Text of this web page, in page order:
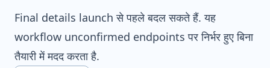
Final details launch से पहले बदल सकते हैं. यह
workflow unconfirmed endpoints पर निर्भर हुए बिना
तैयारी में मदद करता है.